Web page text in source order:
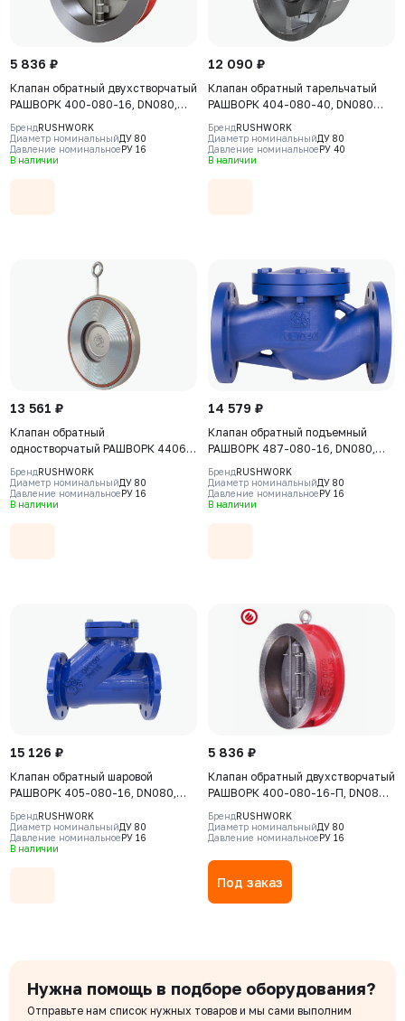
5 836 ₽
Клапан обратный двухстворчатый
РАШВОРК 400-080-16, DN080,
PN16, корпус - GJL-250 (GG25),
пластины - AISI316 (CF8M),
уплотнение - EPDM, М/Ф
БрендRUSHWORK
Диаметр номинальныйДУ 80
Давление номинальноеРУ 16
В наличии
12 090 ₽
Клапан обратный тарельчатый
РАШВОРК 404-080-40, DN080
PN40, корпус - CF8M, диск -
CF8M, уплотнение - CF8M, М/Ф
БрендRUSHWORK
Диаметр номинальныйДУ 80
Давление номинальноеРУ 40
В наличии
13 561 ₽
Клапан обратный
одностворчатый РАШВОРК 4406,
DN080, PN16, корпус - CF8M, диск
- CF8М, уплотнение - Viton (FKM),
М/Ф
БрендRUSHWORK
Диаметр номинальныйДУ 80
Давление номинальноеРУ 16
В наличии
14 579 ₽
Клапан обратный подъемный
РАШВОРК 487-080-16, DN080,
PN16, корпус - GJL-250 (GG25),
диск - угл. сталь AISI420, седло -
угл. сталь AISI420, Ф/Ф
БрендRUSHWORK
Диаметр номинальныйДУ 80
Давление номинальноеРУ 16
В наличии
15 126 ₽
Клапан обратный шаровой
РАШВОРК 405-080-16, DN080,
PN16, корпус - GJS-400-15
(GGG40), шар - алюминий,
покрытие шара - NBR, Ф/Ф
БрендRUSHWORK
Диаметр номинальныйДУ 80
Давление номинальноеРУ 16
В наличии
5 836 ₽
Клапан обратный двухстворчатый
РАШВОРК 400-080-16-П, DN080,
PN16, корпус - GJL-250 (GG25),
пластины - CF8M, уплотнение -
EPDM, М/Ф
БрендRUSHWORK
Диаметр номинальныйДУ 80
Давление номинальноеРУ 16
Под заказ
Нужна помощь в подборе оборудования?
Отправьте нам список нужных товаров и мы сами выполним